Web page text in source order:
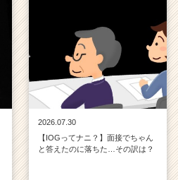
2026.07.30
【IOGってナニ？】面接でちゃん
と答えたのに落ちた…その訳は？